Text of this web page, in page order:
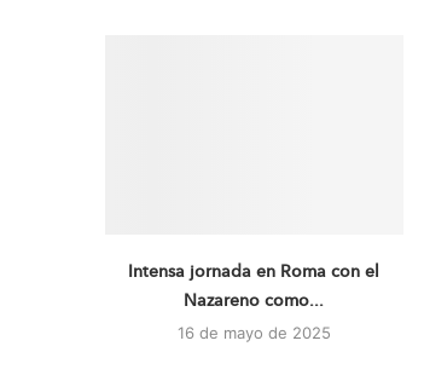
Intensa jornada en Roma con el
Nazareno como...
16 de mayo de 2025